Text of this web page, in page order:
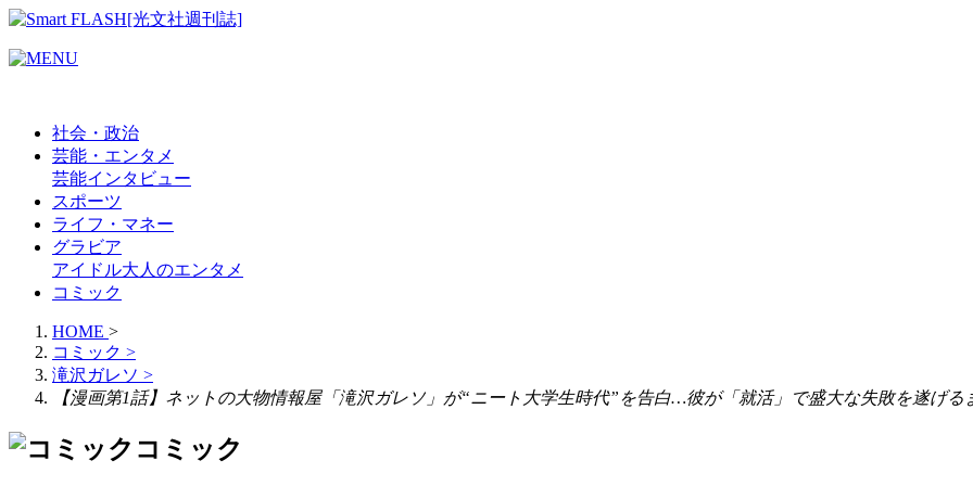
社会・政治
芸能・エンタメ
芸能インタビュー
スポーツ
ライフ・マネー
グラビア
アイドル大人のエンタメ
コミック
HOME >
コミック >
滝沢ガレソ >
【漫画第1話】ネットの大物情報屋「滝沢ガレソ」が“ニート大学生時代”を告白…彼が「就活」で盛大な失敗を遂げる
コミック